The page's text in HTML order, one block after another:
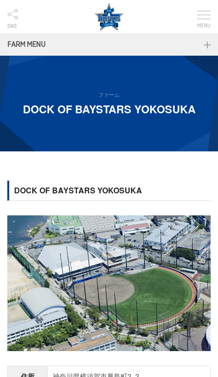
SNS MENU
FARM MENU
ファーム
DOCK OF BAYSTARS YOKOSUKA
DOCK OF BAYSTARS YOKOSUKA